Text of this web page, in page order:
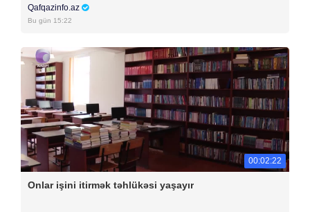
Qafqazinfo.az
Bu gün 15:22
00:02:22
Onlar işini itirmək təhlükəsi yaşayır